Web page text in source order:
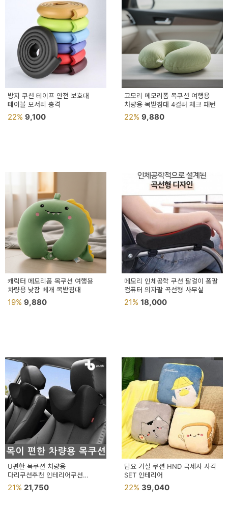
테
리
어
소
품
러
커
튼/
블
라
인
드
수
예
베
스
트
모
자
이
방지 쿠션 테이프 안전 보호대
테이블 모서리 충격
22% 9,100
고모리 메모리폼 목쿠션 여행용
차량용 목받침대 4컬러 체크 패턴
22% 9,880
캐릭터 메모리폼 목쿠션 여행용
차량용 낮잠 베개 목받침대
19% 9,880
메모리 인체공학 쿠션 팔걸이 폼팔
컴퓨터 의자팔 곡선형 사무실
21% 18,000
U편한 목쿠션 차량용
다리쿠션추천 인테리어쿠션
U편한쿠션 쿠션 헤드쿠션
21% 21,750
담요 거실 쿠션 HND 극세사 사각
SET 인테리어
22% 39,040